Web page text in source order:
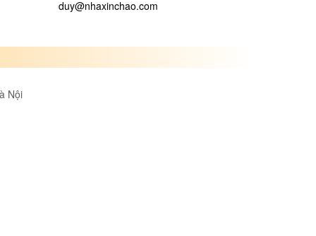
duy@nhaxinchao.com
Nội